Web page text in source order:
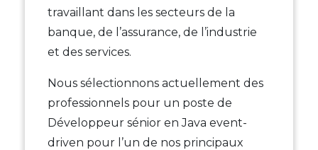
travaillant dans les secteurs de la
banque, de l’assurance, de l’industrie
et des services.
Nous sélectionnons actuellement des
professionnels pour un poste de
Développeur sénior en Java event-
driven pour l’un de nos principaux